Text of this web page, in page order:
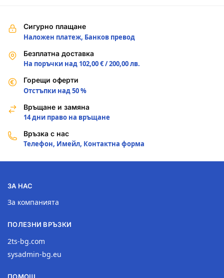
Сигурно плащане
Наложен платеж, Банков превод
Безплатна доставка
На поръчки над 102,00 € / 200,00 лв.
Горещи оферти
Отстъпки над 50 %
Връщане и замяна
14 дни право на връщане
Връзка с нас
Телефон, Имейл, Контактна форма
ЗА НАС
За компанията
ПОЛЕЗНИ ВРЪЗКИ
2ts-bg.com
sysadmin-bg.eu